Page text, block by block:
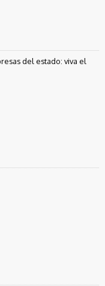
del estado: viva el